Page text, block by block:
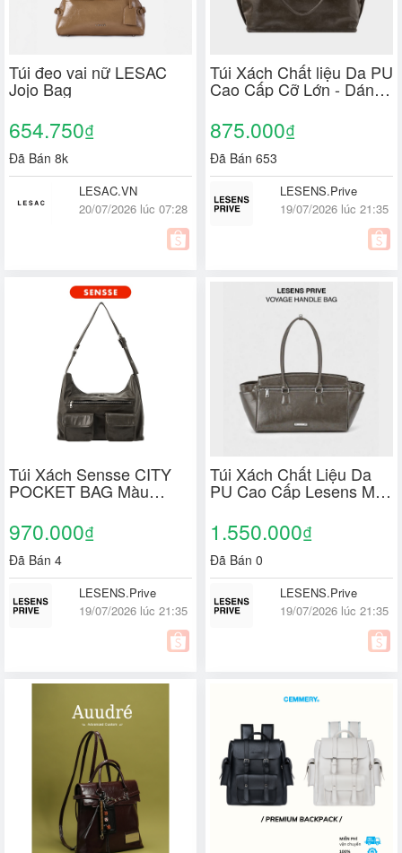
Túi đeo vai nữ LESAC
Jojo Bag
654.750₫
Đã Bán 8k
LESAC.VN
20/07/2026 lúc 07:28
Túi Xách Chất liệu Da PU
Cao Cấp Cỡ Lớn - Dáng
Tote 2 Quai Đeo Vai/
Xách Tay Andiamo
875.000₫
Đã Bán 653
LESENS.Prive
19/07/2026 lúc 21:35
Túi Xách Sensse CITY
POCKET BAG Màu
Khoá Kéo Unisex Đeo
Vai / Đeo Chéo
970.000₫
Đã Bán 4
LESENS.Prive
19/07/2026 lúc 21:35
Túi Xách Chất Liệu Da
PU Cao Cấp Lesens Màu
Xám Khoá Kéo Logo Kim
Loại / Voyage Handle
Bag
1.550.000₫
Đã Bán 0
LESENS.Prive
19/07/2026 lúc 21:35